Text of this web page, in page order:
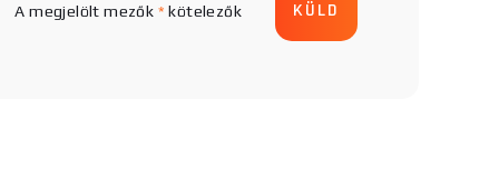
A megjelölt mezők * kötelezők